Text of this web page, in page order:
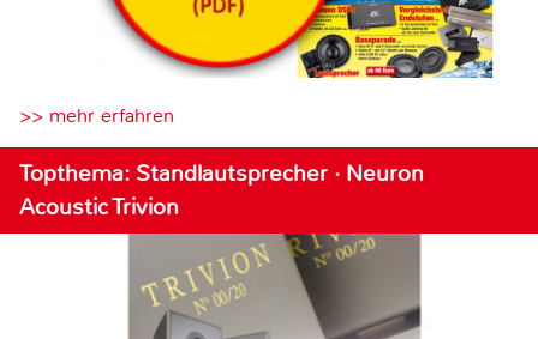
>> mehr erfahren
Topthema: Standlautsprecher · Neuron
Acoustic Trivion